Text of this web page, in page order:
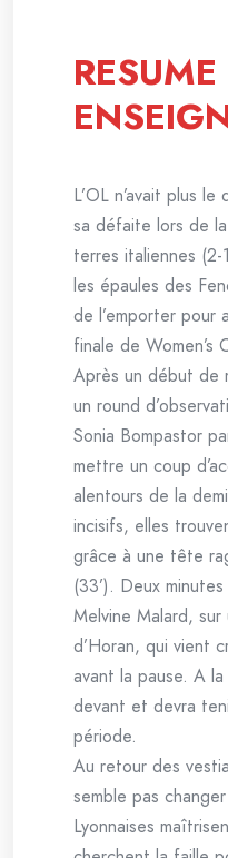
L’OL n’avait plus
sa défaite lors de
terres italiennes
les épaules des
de l’emporter pour
finale de Women’s
Après un début de
un round
Sonia Bompastor
mettre un coup
alentours de la
incisifs, elles
grâce à une tête
(33’). Deux
Melvine Malard,
d’Horan, qui vient
avant la pause. A
devant et devra
période.
Au retour des
semble pas
Lyonnaises